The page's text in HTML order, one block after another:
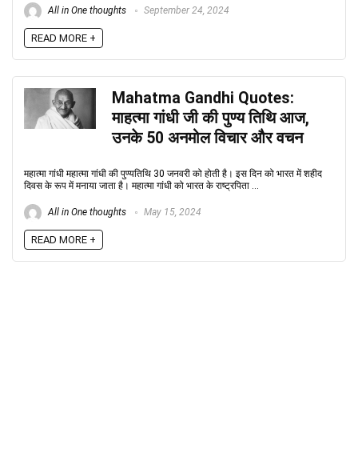
All in One thoughts September 24, 2024
READ MORE +
Mahatma Gandhi Quotes:
माहत्मा गांधी जी की पुण्य तिथि आज,
उनके 50 अनमोल विचार और वचन
महात्मा गांधी महात्मा गांधी की पुण्यतिथि 30 जनवरी को होती है। इस दिन को भारत में शहीद
दिवस के रूप में मनाया जाता है। महात्मा गांधी को भारत के राष्ट्रपिता ...
All in One thoughts May 15, 2024
READ MORE +